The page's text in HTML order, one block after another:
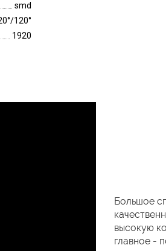
smd
120°
1920
Большое
высокую
главное -